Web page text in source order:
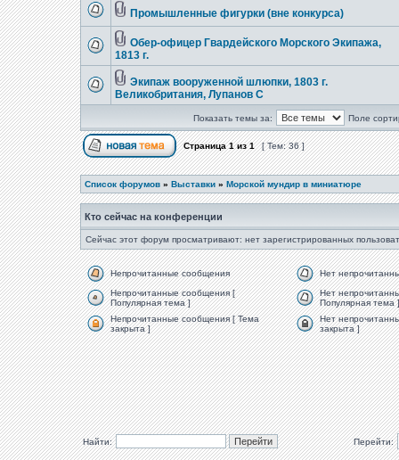
Промышленные фигурки (вне конкурса)
Обер-офицер Гвардейского Морского Экипажа,
1813 г.
Экипаж вооруженной шлюпки, 1803 г.
Великобритания, Лупанов С
Показать темы за: Поле
Страница1из1 [ Тем: 36 ]
Список форумов » Выставки » Морской мундир в миниатюре
Кто сейчас на конференции
Сейчас этот форум просматривают: нет зарегистрированных
Непрочитанные сообщения
Нет
Непрочитанные сообщения [
Популярная тема ]
Нет
Популярная тема ]
Непрочитанные сообщения [ Тема
закрыта ]
Нет
закрыта ]
Найти: Перейти: